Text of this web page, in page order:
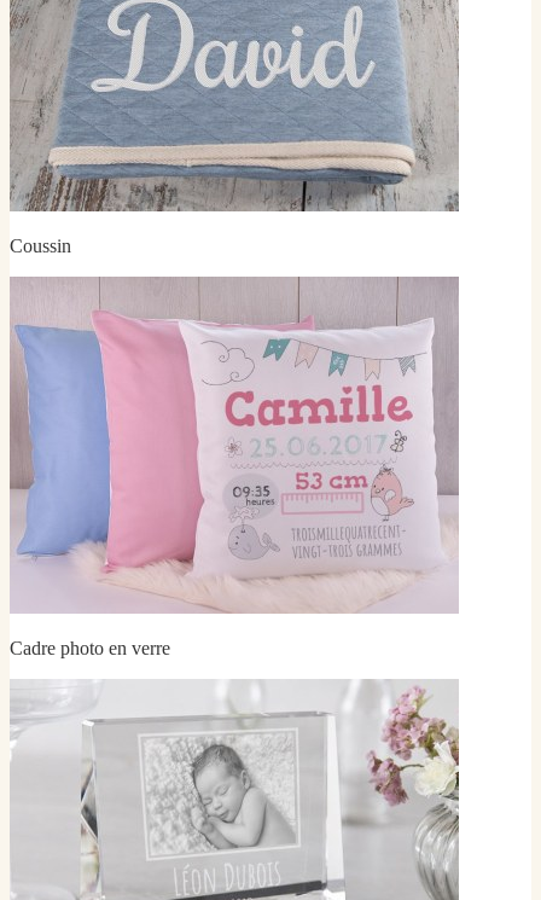
Coussin
Cadre photo en verre